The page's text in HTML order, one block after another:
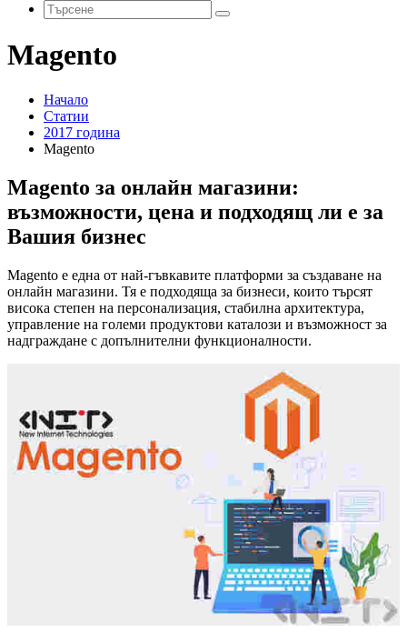
Magento
Начало
Статии
2017 година
Magento
Magento за онлайн магазини:
възможности, цена и подходящ ли е за
Вашия бизнес
Magento е една от най-гъвкавите платформи за създаване на
онлайн магазини. Тя е подходяща за бизнеси, които търсят
висока степен на персонализация, стабилна архитектура,
управление на големи продуктови каталози и възможност за
надграждане с допълнителни функционалности.